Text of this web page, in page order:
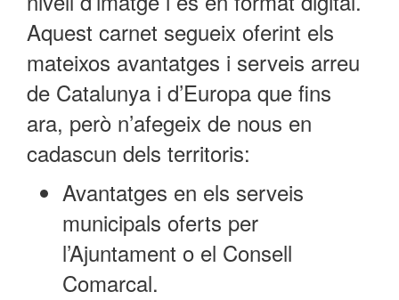
Aquest carnet segueix oferint els
mateixos avantatges i serveis arreu
de Catalunya i d’Europa que fins
ara, però n’afegeix de nous en
cadascun dels territoris:
Avantatges en els serveis
municipals oferts per
l’Ajuntament o el Consell
Comarcal.